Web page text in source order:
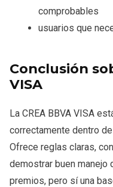
comprobables
usuarios que
Conclusión
VISA
La CREA BBVA VISA
correctamente dentro
Ofrece reglas claras,
demostrar buen manejo
premios, pero sí una